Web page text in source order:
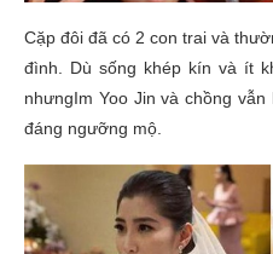
Cặp đôi đã có 2 con trai và
đình. Dù sống khép kín và ít
nhưngIm Yoo Jin và chồng
đáng ngưỡng mộ.